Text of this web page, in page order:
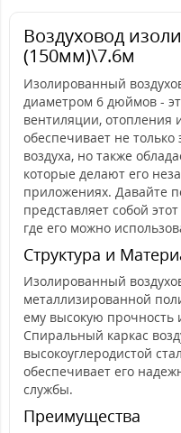
Воздуховод
(150мм)\7.6м
Изолированный
диаметром 6 дюймов -
вентиляции,
обеспечивает не
воздуха, но также
которые делают его
приложениях. Давайте
представляет собой
где его можно
Структура и
Изолированный
металлизированной
ему высокую прочность
Спиральный каркас
высокоуглеродистой
обеспечивает его
службы.
Преимущества